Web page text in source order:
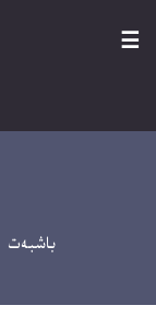
☰
باشبەت